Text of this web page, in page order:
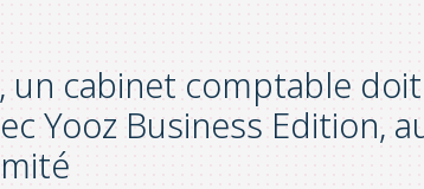
cabinet comptable
Yooz Business Edition,